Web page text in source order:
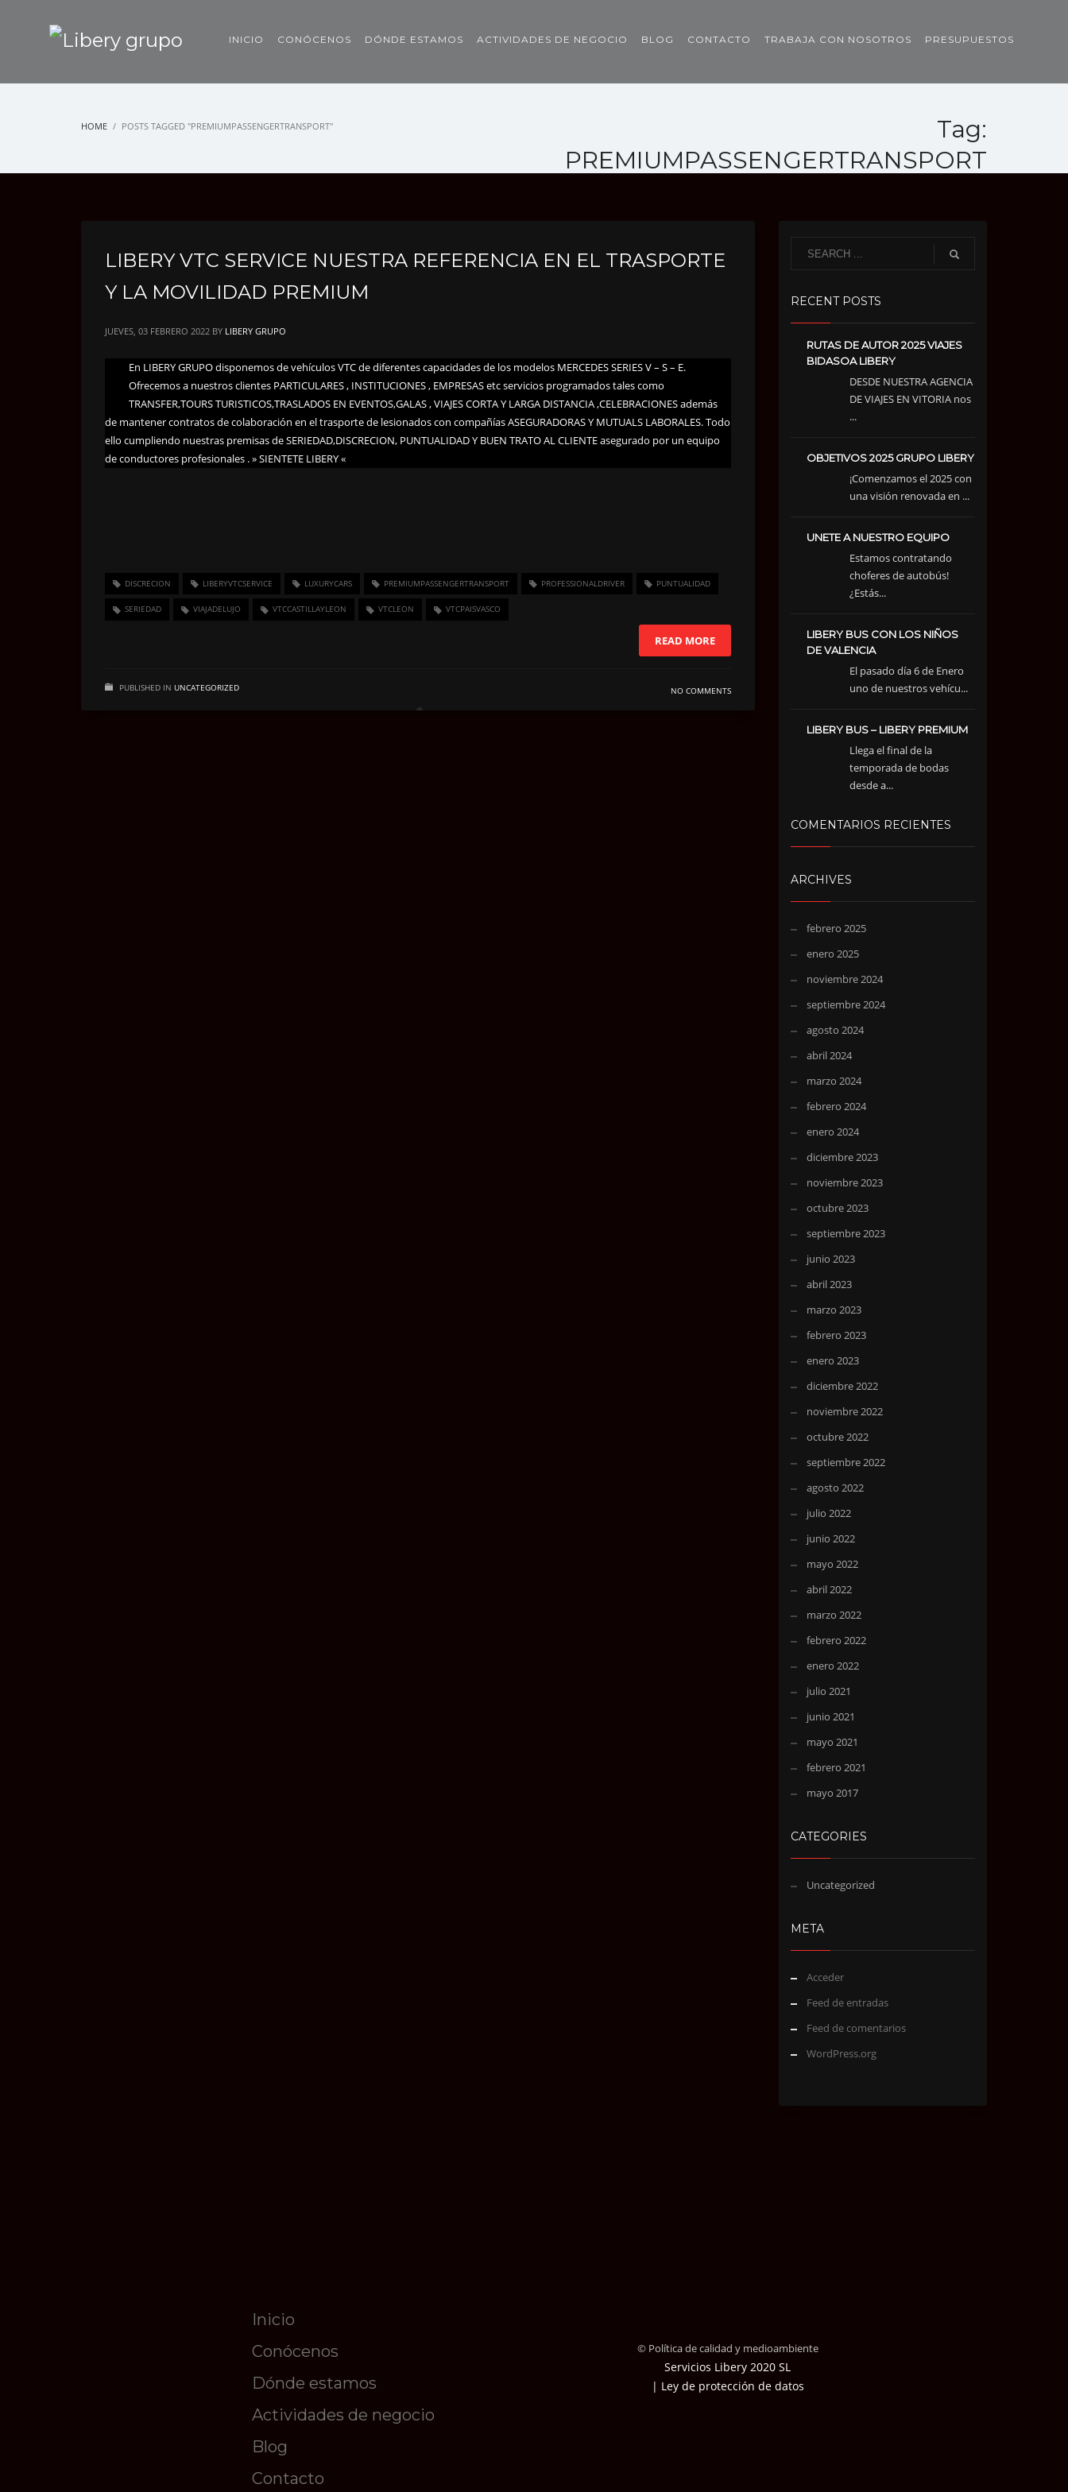
INICIO CONÓCENOS DÓNDE ESTAMOS ACTIVIDADES DE NEGOCIO BLOG CONTACTO TRABAJA CON NOSOTROS PRESUPUESTOS
HOME POSTS TAGGED "PREMIUMPASSENGERTRANSPORT"
Tag:
PREMIUMPASSENGERTRANSPORT
LIBERY VTC SERVICE NUESTRA REFERENCIA EN EL TRASPORTE
Y LA MOVILIDAD PREMIUM
JUEVES, 03 FEBRERO 2022 BY LIBERY GRUPO
En LIBERY GRUPO disponemos de vehículos VTC de diferentes capacidades de los modelos MERCEDES SERIES V – S – E.
Ofrecemos a nuestros clientes PARTICULARES , INSTITUCIONES , EMPRESAS etc servicios programados tales como
TRANSFER,TOURS TURISTICOS,TRASLADOS EN EVENTOS,GALAS , VIAJES CORTA Y LARGA DISTANCIA ,CELEBRACIONES además
de mantener contratos de colaboración en el trasporte de lesionados con compañías ASEGURADORAS Y MUTUALS LABORALES. Todo
ello cumpliendo nuestras premisas de SERIEDAD,DISCRECION, PUNTUALIDAD Y BUEN TRATO AL CLIENTE asegurado por un equipo
de conductores profesionales . » SIENTETE LIBERY «
DISCRECION LIBERYVTCSERVICE LUXURYCARS PREMIUMPASSENGERTRANSPORT PROFESSIONALDRIVER PUNTUALIDAD
SERIEDAD VIAJADELUJO VTCCASTILLAYLEON VTCLEON VTCPAISVASCO
READ MORE
PUBLISHED IN UNCATEGORIZED NO COMMENTS
RECENT POSTS
RUTAS DE AUTOR 2025 VIAJES
BIDASOA LIBERY
DESDE NUESTRA AGENCIA
DE VIAJES EN VITORIA nos
...
OBJETIVOS 2025 GRUPO LIBERY
¡Comenzamos el 2025 con
una visión renovada en ...
UNETE A NUESTRO EQUIPO
Estamos contratando
choferes de autobús!
¿Estás...
LIBERY BUS CON LOS NIÑOS
DE VALENCIA
El pasado día 6 de Enero
uno de nuestros vehícu...
LIBERY BUS – LIBERY PREMIUM
Llega el final de la
temporada de bodas
desde a...
COMENTARIOS RECIENTES
ARCHIVES
febrero 2025
enero 2025
noviembre 2024
septiembre 2024
agosto 2024
abril 2024
marzo 2024
febrero 2024
enero 2024
diciembre 2023
noviembre 2023
octubre 2023
septiembre 2023
junio 2023
abril 2023
marzo 2023
febrero 2023
enero 2023
diciembre 2022
noviembre 2022
octubre 2022
septiembre 2022
agosto 2022
julio 2022
junio 2022
mayo 2022
abril 2022
marzo 2022
febrero 2022
enero 2022
julio 2021
junio 2021
mayo 2021
febrero 2021
mayo 2017
CATEGORIES
Uncategorized
META
Acceder
Feed de entradas
Feed de comentarios
WordPress.org
Inicio
Conócenos
Dónde estamos
Actividades de negocio
Blog
Contacto
© Política de calidad y medioambiente
Servicios Libery 2020 SL
| Ley de protección de datos